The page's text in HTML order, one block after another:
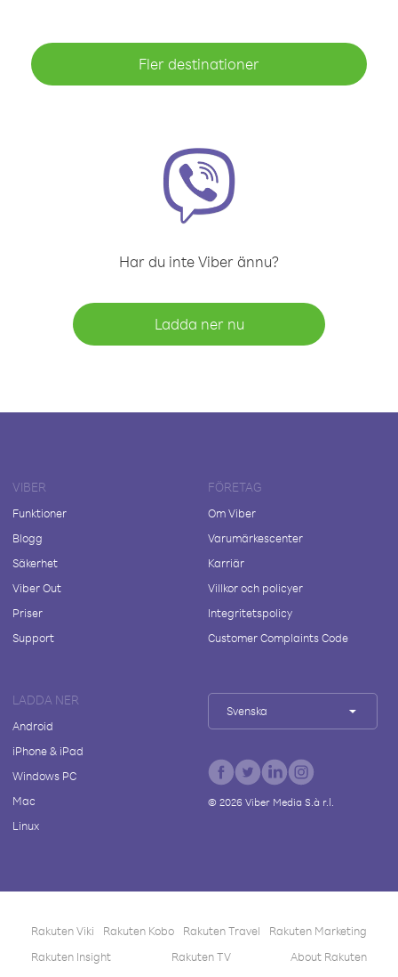
Fler destinationer
Har du inte Viber ännu?
Ladda ner nu
VIBER
Funktioner
Blogg
Säkerhet
Viber Out
Priser
Support
FÖRETAG
Om Viber
Varumärkescenter
Karriär
Villkor och policyer
Integritetspolicy
Customer Complaints Code
LADDA NER
Android
iPhone & iPad
Windows PC
Mac
Linux
Svenska
© 2026Viber Media S.à r.l.
Rakuten Viki Rakuten Kobo Rakuten Travel
Rakuten Marketing
Rakuten Insight
Rakuten TV About Rakuten